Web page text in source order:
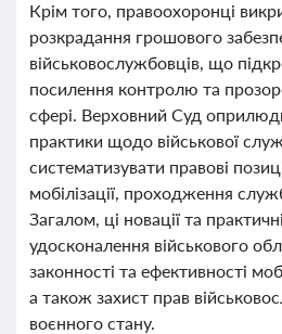
Крім того, правоохоронці
розкрадання грошового
військовослужбовців, що
посилення контролю та
сфері. Верховний Суд
практики щодо військової
систематизувати правові
мобілізації, проходження
Загалом, ці новації та
удосконалення військового
законності та ефективності
а також захист прав
воєнного стану.